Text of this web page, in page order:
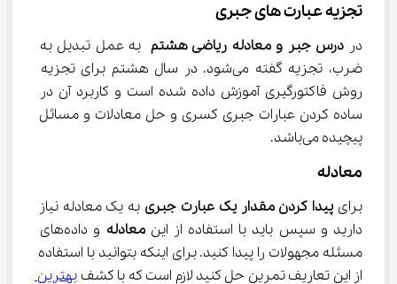
تجزیه عبارت های جبری
در درس جبر و معادله ریاضی هشتم به عمل تبدیل به
ضرب، تجزیه گفته می‌شود. در سال هشتم برای تجزیه
روش فاکتورگیری آموزش داده شده است و کاربرد آن در
ساده کردن عبارات جبری کسری و حل معادلات و مسائل
پیچیده می‌باشد.
معادله
برای پیدا کردن مقدار یک عبارت جبری به یک معادله نیاز
دارید و سپس باید با استفاده از این معادله
و داده‌های
مسئله مجهولات را پیدا کنید. برای اینکه بتوانید با استفاده
از این تعاریف تمرین حل کنید لازم است که با کشف بهترین